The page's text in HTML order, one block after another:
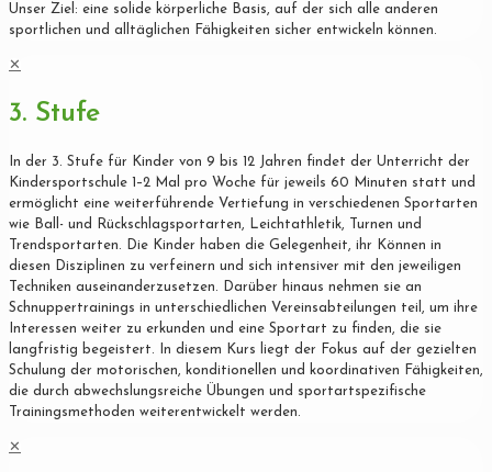
Unser Ziel: eine solide körperliche Basis, auf der sich alle anderen
sportlichen und alltäglichen Fähigkeiten sicher entwickeln können.
✕
3. Stufe
In der 3. Stufe für Kinder von 9 bis 12 Jahren findet der Unterricht der
Kindersportschule 1–2 Mal pro Woche für jeweils 60 Minuten statt und
ermöglicht eine weiterführende Vertiefung in verschiedenen Sportarten
wie Ball- und Rückschlagsportarten, Leichtathletik, Turnen und
Trendsportarten. Die Kinder haben die Gelegenheit, ihr Können in
diesen Disziplinen zu verfeinern und sich intensiver mit den jeweiligen
Techniken auseinanderzusetzen. Darüber hinaus nehmen sie an
Schnuppertrainings in unterschiedlichen Vereinsabteilungen teil, um ihre
Interessen weiter zu erkunden und eine Sportart zu finden, die sie
langfristig begeistert. In diesem Kurs liegt der Fokus auf der gezielten
Schulung der motorischen, konditionellen und koordinativen Fähigkeiten,
die durch abwechslungsreiche Übungen und sportartspezifische
Trainingsmethoden weiterentwickelt werden.
✕